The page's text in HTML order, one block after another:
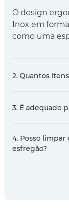
O design
Inox em
como uma
2. Quantos
3. É adequado
4. Posso
esfregão?